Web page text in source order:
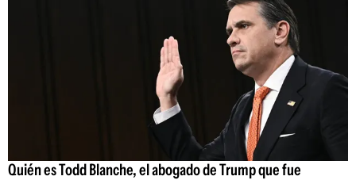
Quién es Todd Blanche, el abogado de Trump que fue